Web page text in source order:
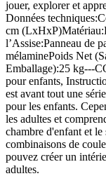
jouer, explorer et
Données
cm
l’Assise:Panneau de
mélaminePoids Net
Emballage):25 kg---
pour enfants,
est avant tout une
pour les enfants.
les adultes et
chambre d'enfant et
combinaisons de
pouvez créer un
adultes.